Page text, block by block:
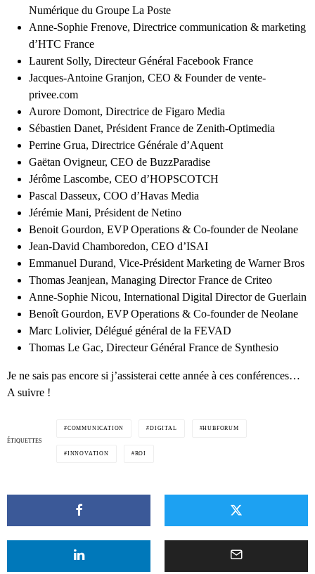
Numérique du Groupe La Poste
Anne-Sophie Frenove, Directrice communication & marketing
d’HTC France
Laurent Solly, Directeur Général Facebook France
Jacques-Antoine Granjon, CEO & Founder de vente-
privee.com
Aurore Domont, Directrice de Figaro Media
Sébastien Danet, Président France de Zenith-Optimedia
Perrine Grua, Directrice Générale d’Aquent
Gaëtan Ovigneur, CEO de BuzzParadise
Jérôme Lascombe, CEO d’HOPSCOTCH
Pascal Dasseux, COO d’Havas Media
Jérémie Mani, Président de Netino
Benoit Gourdon, EVP Operations & Co-founder de Neolane
Jean-David Chamboredon, CEO d’ISAI
Emmanuel Durand, Vice-Président Marketing de Warner Bros
Thomas Jeanjean, Managing Director France de Criteo
Anne-Sophie Nicou, International Digital Director de Guerlain
Benoît Gourdon, EVP Operations & Co-founder de Neolane
Marc Lolivier, Délégué général de la FEVAD
Thomas Le Gac, Directeur Général France de Synthesio
Je ne sais pas encore si j’assisterai cette année à ces conférences…
A suivre !
ÉTIQUETTES
COMMUNICATION DIGITAL HUBFORUM
INNOVATION ROI